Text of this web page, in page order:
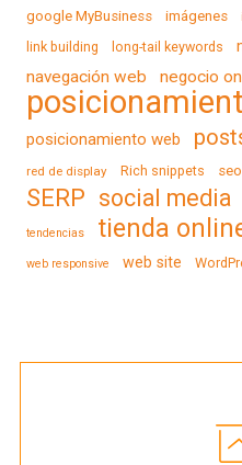
google MyBusiness imágenes
link building long-tail keywords
navegación web
negocio
posicionamiento web
red de display Rich snippets seo
SERP social media
tendencias tienda
web responsive web site